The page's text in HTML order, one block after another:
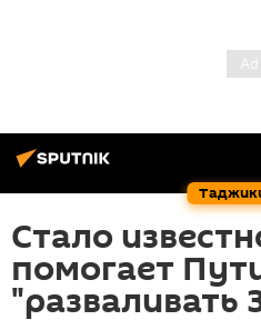
Стало
помогает
"разваливать